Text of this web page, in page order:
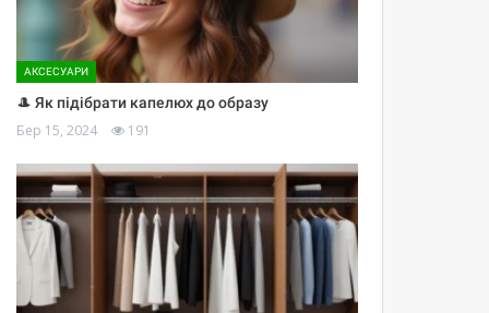
АКСЕСУАРИ
🎩 Як підібрати капелюх до образу
Бер 15, 2024 191